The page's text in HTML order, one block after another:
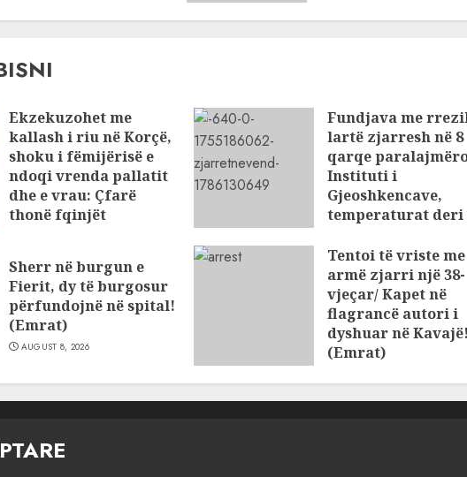
Ekzekuzohet me
kallash i riu në Korçë,
shoku i fëmijërisë e
ndoqi vrenda pallatit
dhe e vrau: Çfarë
thonë fqinjët
Fundjava me
lartë zjarresh në 8
qarqe
Instituti i
Gjeoshkencave,
temperaturat deri
AUGUST 8, 2026
Sherr në burgun e
Fierit, dy të burgosur
përfundojnë në spital!
(Emrat)
AUGUST 8, 2026
Tentoi të vriste me
armë zjarri një 38-
vjeçar/ Kapet në
flagrancë autori i
dyshuar në Kavajë!
(Emrat)